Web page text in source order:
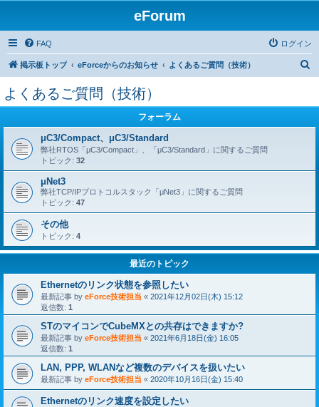
eForum
FAQ ログイン
掲示板トップ eForceからのお知らせ よくあるご質問（技術）
よくあるご質問（技術）
フォーラム
μC3/Compact、μC3/Standard
弊社RTOS「μC3/Compact」、「μC3/Standard」に関するご質問
トピック: 32
μNet3
弊社TCP/IPプロトコルスタック「μNet3」に関するご質問
トピック: 47
その他
トピック: 4
最近のトピック
Ethernetのリンク状態を参照したい
最新記事 by eForce技術担当 « 2021年12月02日(木) 15:12
返信数: 1
STのマイコンでCubeMXとの共存はできますか?
最新記事 by eForce技術担当 « 2021年6月18日(金) 16:05
返信数: 1
LAN, PPP, WLANなど複数のデバイスを扱いたい
最新記事 by eForce技術担当 « 2020年10月16日(金) 15:40
Ethernetのリンク速度を設定したい